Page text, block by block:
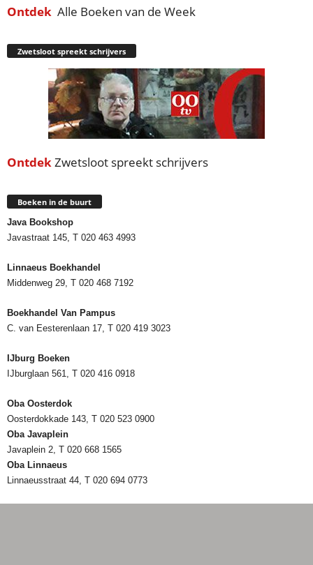
Ontdek Alle Boeken van de Week
Zwetsloot spreekt schrijvers
OntdekZwetsloot spreekt schrijvers
Boeken in de buurt
Java Bookshop
Javastraat 145, T 020 463 4993
Linnaeus Boekhandel
Middenweg 29, T 020 468 7192
Boekhandel Van Pampus
C. van Eesterenlaan 17, T 020 419 3023
IJburg Boeken
IJburglaan 561, T 020 416 0918
Oba Oosterdok
Oosterdokkade 143, T 020 523 0900
Oba Javaplein
Javaplein 2, T 020 668 1565
Oba Linnaeus
Linnaeusstraat 44, T 020 694 0773